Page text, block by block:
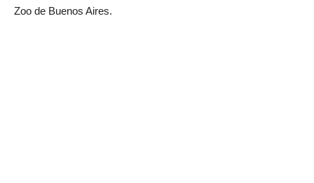
Zoo de Buenos Aires.